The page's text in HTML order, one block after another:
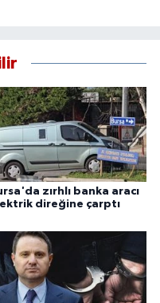
zırhlı banka aracı
direğine çarptı